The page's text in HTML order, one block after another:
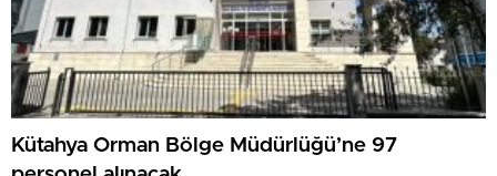
Kütahya Orman Bölge Müdürlüğü’ne 97